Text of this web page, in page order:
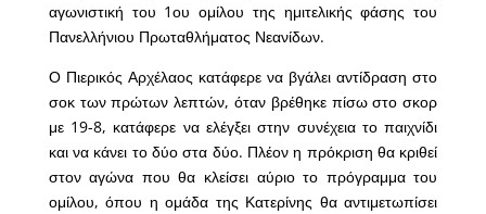
αγωνιστική του 1ου ομίλου της ημιτελικής φάσης του
Πανελλήνιου Πρωταθλήματος Νεανίδων.
Ο Πιερικός Αρχέλαος κατάφερε να βγάλει αντίδραση στο
σοκ των πρώτων λεπτών, όταν βρέθηκε πίσω στο σκορ
με 19-8, κατάφερε να ελέγξει στην συνέχεια το παιχνίδι
και να κάνει το δύο στα δύο. Πλέον η πρόκριση θα κριθεί
στον αγώνα που θα κλείσει αύριο το πρόγραμμα του
ομίλου, όπου η ομάδα της Κατερίνης θα αντιμετωπίσει